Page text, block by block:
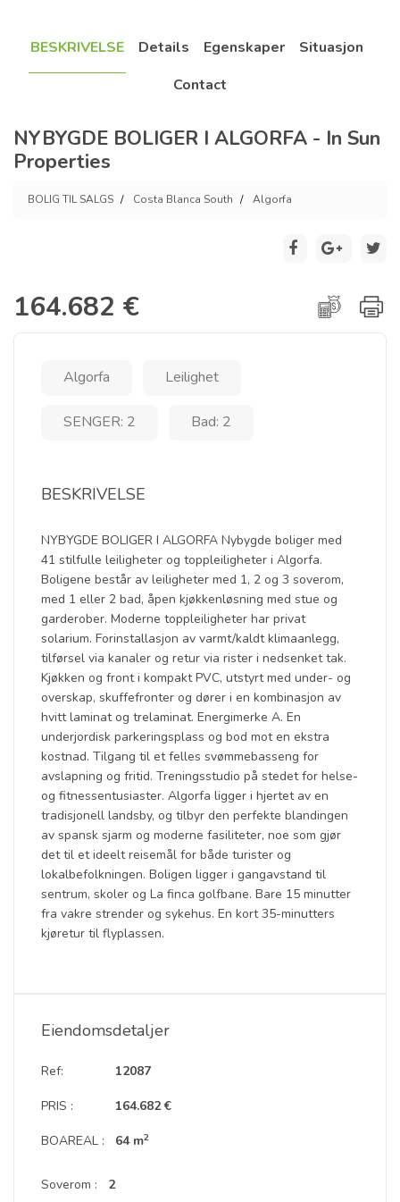
BESKRIVELSE Details Egenskaper
Situasjon
Contact
NYBYGDE BOLIGER I ALGORFA - In Sun
Properties
BOLIG TIL SALGS Costa Blanca South Algorfa
164.682 €
Algorfa Leilighet
SENGER: 2 Bad: 2
BESKRIVELSE
NYBYGDE BOLIGER I ALGORFA Nybygde boliger med
41 stilfulle leiligheter og toppleiligheter i Algorfa.
Boligene består av leiligheter med 1, 2 og 3 soverom,
med 1 eller 2 bad, åpen kjøkkenløsning med stue og
garderober. Moderne toppleiligheter har privat
solarium. Forinstallasjon av varmt/kaldt klimaanlegg,
tilførsel via kanaler og retur via rister i nedsenket tak.
Kjøkken og front i kompakt PVC, utstyrt med under- og
overskap, skuffefronter og dører i en kombinasjon av
hvitt laminat og trelaminat. Energimerke A. En
underjordisk parkeringsplass og bod mot en ekstra
kostnad. Tilgang til et felles svømmebasseng for
avslapning og fritid. Treningsstudio på stedet for helse-
og fitnessentusiaster. Algorfa ligger i hjertet av en
tradisjonell landsby, og tilbyr den perfekte blandingen
av spansk sjarm og moderne fasiliteter, noe som gjør
det til et ideelt reisemål for både turister og
lokalbefolkningen. Boligen ligger i gangavstand til
sentrum, skoler og La finca golfbane. Bare 15 minutter
fra vakre strender og sykehus. En kort 35-minutters
kjøretur til flyplassen.
Eiendomsdetaljer
Ref:
PRIS :
BOAREAL :
12087
164.682 €
64 m2
Soverom : 2